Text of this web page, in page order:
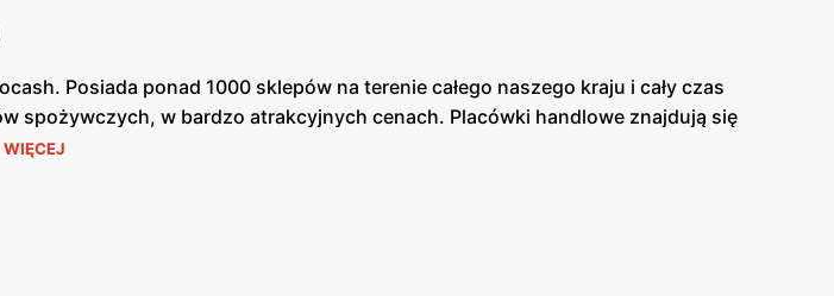
Posiada ponad 1000 sklepów na terenie całego naszego kraju i cały czas
spożywczych, w bardzo atrakcyjnych cenach. Placówki handlowe znajdują się
zakupów. Wyróżniają się konkretnym i rzeczowym podejściem do klienta
WIĘCEJ